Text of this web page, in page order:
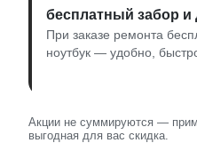
бесплатный забор и
При заказе ремонта
ноутбук — удобно,
Акции не суммируются —
выгодная для вас скидка.